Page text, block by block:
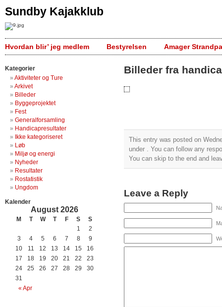
Sundby Kajakklub
Hvordan blir’ jeg medlem Bestyrelsen Amager
Kategorier
Aktiviteter og Ture
Arkivet
Billeder
Byggeprojektet
Fest
Generalforsamling
Handicapresultater
Ikke kategoriseret
Løb
Miljø og energi
Nyheder
Resultater
Rostatistik
Ungdom
Kalender
August 2026
M T W T F S S
« Apr
1
2
3
4 5 6 7 8
9
10
11 12 13 14 15
16
17
18 19 20 21 22
23
24
25 26 27 28 29
30
31
Billeder fra
This entry was posted on
under . You can follow any
You can skip to the end and
Leave a Reply